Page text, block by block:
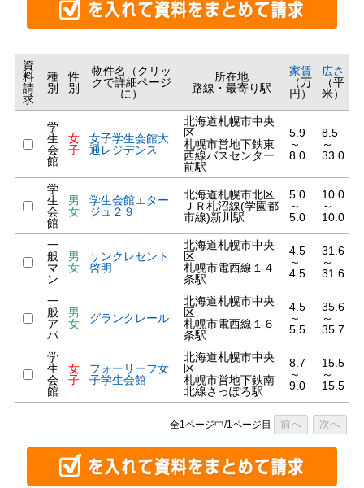
資
料
請
求
種
別
性
別
物件名（クリッ
クで詳細ページ
に）
所在地
路線・最寄り駅
家賃
（万
円）
広さ
（平
米）
学
生
会
館
女
子
女子学生会館大
通レジデンス
北海道札幌市中央
区
札幌市営地下鉄東
西線バスセンター
前駅
5.9
～
8.0
8.5
～
33.0
学
生
会
館
男
女
学生会館エター
ジュ２９
北海道札幌市北区
ＪＲ札沼線(学園都
市線)新川駅
5.0
～
5.0
10.0
～
10.0
一
般
マ
ン
男
女
サンクレセント
啓明
北海道札幌市中央
区
札幌市電西線１４
条駅
4.5
～
4.5
31.6
～
31.6
一
般
ア
パ
男
女
グランクレール
北海道札幌市中央
区
札幌市電西線１６
条駅
4.5
～
5.5
35.6
～
35.7
学
生
会
館
女
子
フォーリーフ女
子学生会館
北海道札幌市中央
区
札幌市営地下鉄南
北線さっぽろ駅
8.7
～
9.0
15.5
～
15.5
全1ページ中/1ページ目 前へ 次へ